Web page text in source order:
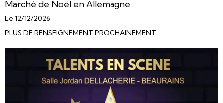
Marché de Noël en Allemagne
Le 12/12/2026
PLUS DE RENSEIGNEMENT PROCHAINEMENT